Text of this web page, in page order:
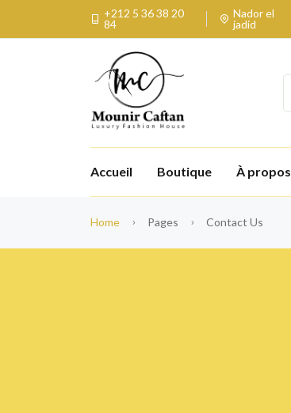
+212 5 36 38 20
84
Nador el
jadid
Accueil Boutique À propos
Home Pages Contact Us